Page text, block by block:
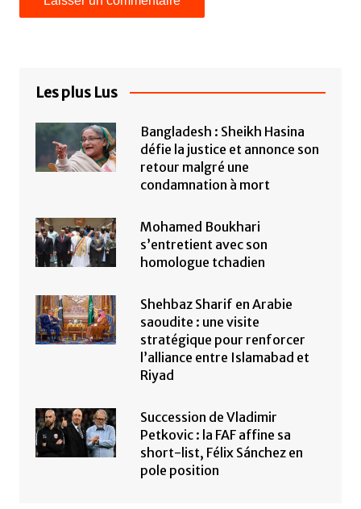
Les plus Lus
Bangladesh : Sheikh Hasina
défie la justice et annonce son
retour malgré une
condamnation à mort
Mohamed Boukhari
s’entretient avec son
homologue tchadien
Shehbaz Sharif en Arabie
saoudite : une visite
stratégique pour renforcer
l’alliance entre Islamabad et
Riyad
Succession de Vladimir
Petkovic : la FAF affine sa
short-list, Félix Sánchez en
pole position